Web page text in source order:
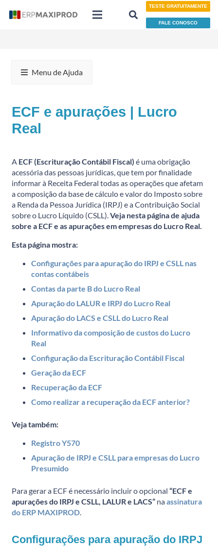
TESTE GRATUITAMENTE
FALE CONOSCO
Menu de Ajuda
ECF e apurações | Lucro
Real
A ECF (Escrituração Contábil Fiscal) é uma obrigação
acessória das pessoas jurídicas, que tem por finalidade
informar à Receita Federal todas as operações que afetam
a composição da base de cálculo e valor do Imposto sobre
a Renda da Pessoa Jurídica (IRPJ) e a Contribuição Social
sobre o Lucro Líquido (CSLL). Veja nesta página de ajuda
sobre a ECF e as apurações em empresas do Lucro Real.
Esta página mostra:
Configurações para apuração do IRPJ e CSLL nas
contas contábeis
Contas da parte B do Lucro Real
Apuração do LALUR e IRPJ do Lucro Real
Apuração do LACS e CSLL do Lucro Real
Informativo da composição de custos do Lucro
Real
Configuração da Escrituração Contábil Fiscal
Geração da ECF
Recuperação da ECF
Como realizar a recuperação da ECF anterior?
Veja também:
Registro Y570
Apuração de IRPJ e CSLL para empresas do Lucro
Presumido
Para gerar a ECF é necessário incluir o opcional “ECF e
apurações do IRPJ e CSLL, LALUR e LACS” naassinatura
do ERP MAXIPROD
Configurações para apuração do IRPJ